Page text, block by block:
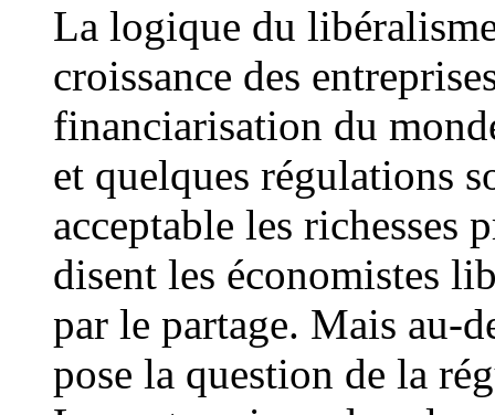
La logique du
croissance des
financiarisation du
et quelques régulations
acceptable les richesses
disent les économistes
par le partage. Mais au-
pose la question de la